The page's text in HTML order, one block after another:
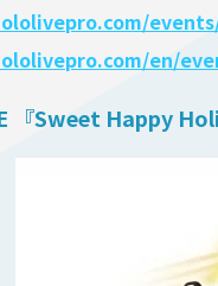
en/
『Sweet Happy